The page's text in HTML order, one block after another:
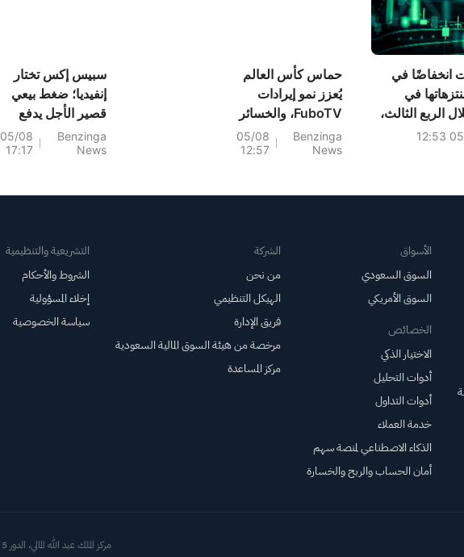
انخفاضًا في
في
الربع الثالث،
الربع الرابع.
05/
حماس كأس العالم
يُعزز نمو إيرادات
FuboTV، والخسائر
تستمر في التقلص
Benzinga
News
05/08
12:57
سبيس إكس تختار
إنفيديا؛ ضغط بيعي
قصير الأجل يدفع
السوق للارتفاع، لكن
التفاؤل المفرط ينذر
Benzinga
News
05/08
17:17
الأسواق
السوق السعودي
السوق الأمريكي
الخصائص
الاختيار الذكي
أدوات التحليل
أدوات التداول
خدمة العملاء
الذكاء الاصطناعي لمنصة سهم
أمان الحساب والربح والخسارة
الشركة
من نحن
الهيكل التنظيمي
فريق الإدارة
مرخصة من هيئة السوق المالية السعودية
مركز المساعدة
التشريعية والتنظيمية
الشروط والأحكام
إخلاء المسؤولية
سياسة الخصوصية
مركز الملك عبد الله المالي، الدور 5 برج 3.05، الرياض 13519، المملكة العربية السعودية